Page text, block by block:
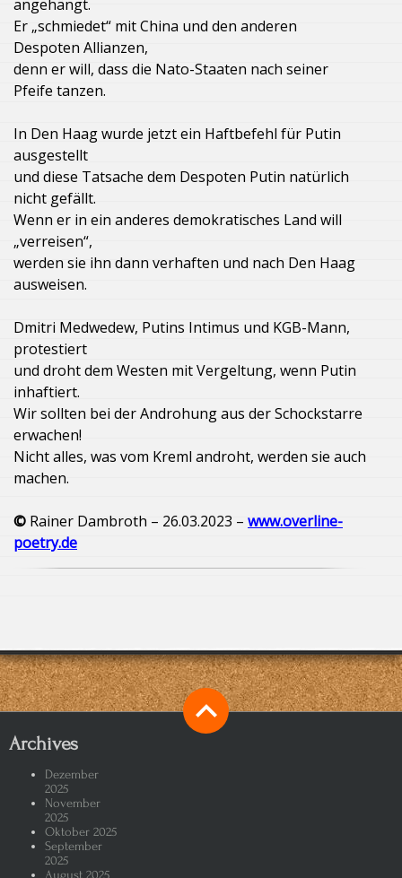
angehängt.
Er „schmiedet“ mit China und den anderen
Despoten Allianzen,
denn er will, dass die Nato-Staaten nach seiner
Pfeife tanzen.
In Den Haag wurde jetzt ein Haftbefehl für Putin
ausgestellt
und diese Tatsache dem Despoten Putin natürlich
nicht gefällt.
Wenn er in ein anderes demokratisches Land will
„verreisen“,
werden sie ihn dann verhaften und nach Den Haag
ausweisen.
Dmitri Medwedew, Putins Intimus und KGB-Mann,
protestiert
und droht dem Westen mit Vergeltung, wenn Putin
inhaftiert.
Wir sollten bei der Androhung aus der Schockstarre
erwachen!
Nicht alles, was vom Kreml androht, werden sie auch
machen.
© Rainer Dambroth – 26.03.2023 – www.overline-
poetry.de
Archives
Dezember
2025
November
2025
Oktober 2025
September
2025
August 2025